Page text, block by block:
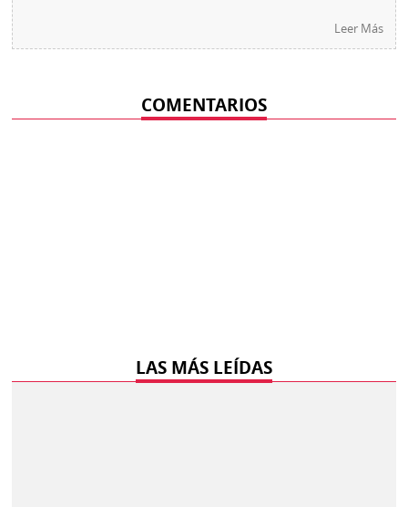
Leer Más
COMENTARIOS
LAS MÁS LEÍDAS